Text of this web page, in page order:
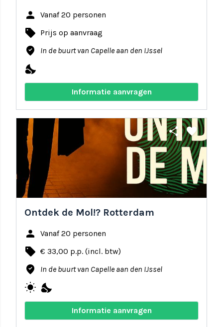
person Vanaf 20 personen
local_offer Prijs op aanvraag
where_to_vote In de buurt van Capelle aan den IJssel
nights_stay
Informatie aanvragen
share favorite
Ontdek de Mol!? Rotterdam
person Vanaf 20 personen
local_offer € 33,00 p.p. (incl. btw)
where_to_vote In de buurt van Capelle aan den IJssel
wb_sunny nights_stay
Informatie aanvragen